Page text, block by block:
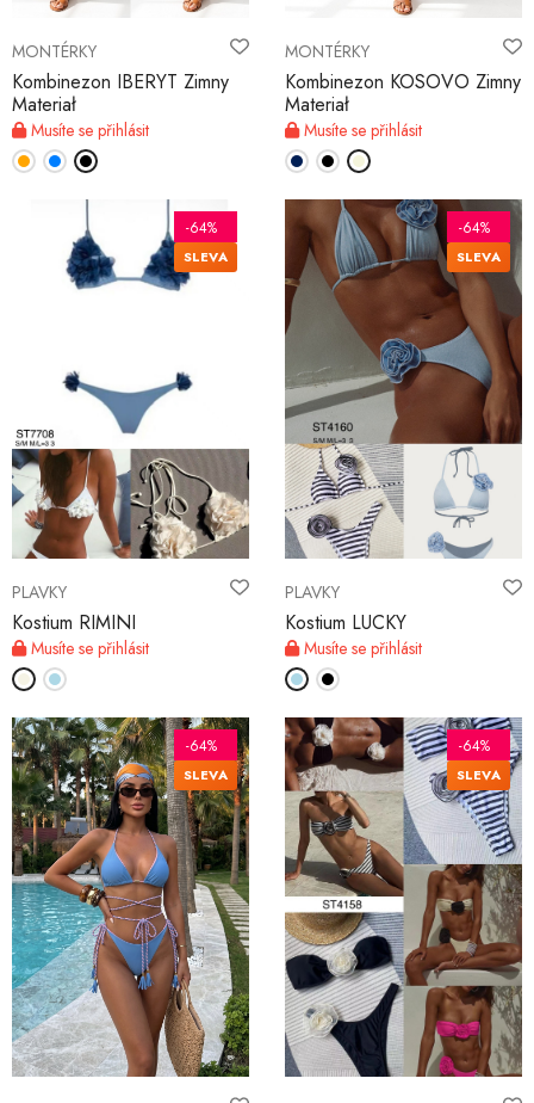
MONTÉRKY
Kombinezon IBERYT Zimny
Materiał
Musíte se přihlásit
MONTÉRKY
Kombinezon KOSOVO Zimny
Materiał
Musíte se přihlásit
PLAVKY
Kostium RIMINI
Musíte se přihlásit
-64%
SLEVA
PLAVKY
Kostium LUCKY
Musíte se přihlásit
-64%
SLEVA
-64%
SLEVA
-64%
SLEVA